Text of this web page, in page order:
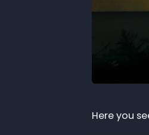
Here you